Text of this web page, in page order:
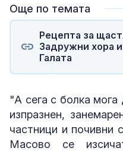
Още по темата
Рецепта за
Задружни хора
Галата
"А сега с болка
изпразнен,
частници и почивни
Масово се